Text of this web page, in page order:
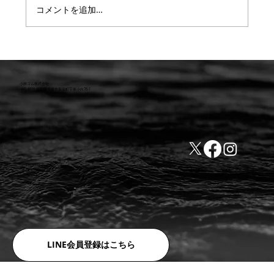
らせ
コメントを追加…
LINE会員登録はこちら
小林ゴム株式会社
441-8016 愛知県豊橋市新栄町字東小向76-1
TEL:0532-31-4646
FAX:0532-32-6810
​会社概要
​利用規約